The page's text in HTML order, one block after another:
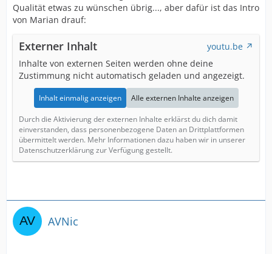
Qualität etwas zu wünschen übrig..., aber dafür ist das Intro
von Marian drauf:
Externer Inhalt
youtu.be
Inhalte von externen Seiten werden ohne deine
Zustimmung nicht automatisch geladen und angezeigt.
Inhalt einmalig anzeigen Alle externen Inhalte anzeigen
Durch die Aktivierung der externen Inhalte erklärst du dich damit
einverstanden, dass personenbezogene Daten an Drittplattformen
übermittelt werden. Mehr Informationen dazu haben wir in unserer
Datenschutzerklärung zur Verfügung gestellt.
AVNic